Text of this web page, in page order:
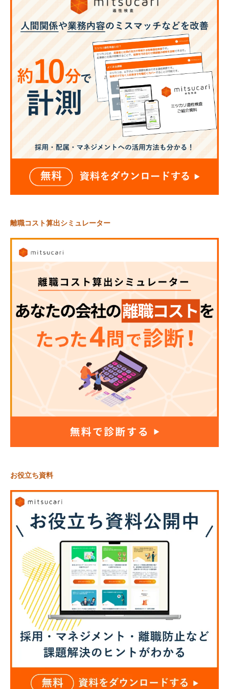
離職コスト算出シミュレーター
お役立ち資料